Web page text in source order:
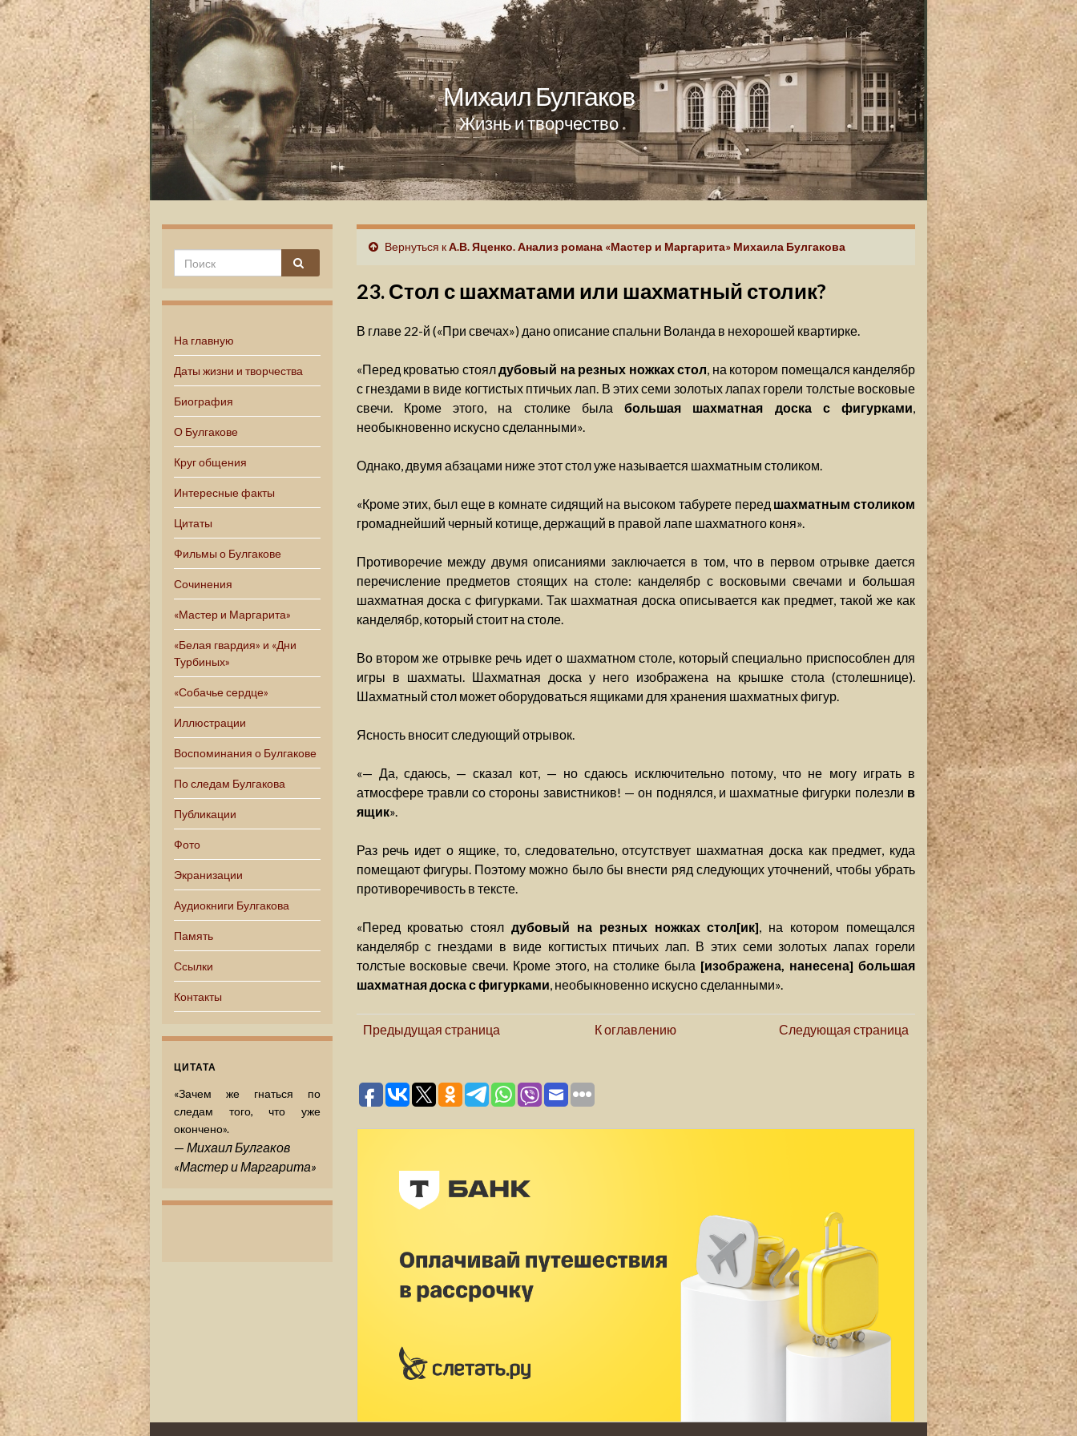
Михаил Булгаков
Жизнь и творчество
На главную
Даты жизни и творчества
Биография
О Булгакове
Круг общения
Интересные факты
Цитаты
Фильмы о Булгакове
Сочинения
«Мастер и Маргарита»
«Белая гвардия» и «Дни
Турбиных»
«Собачье сердце»
Иллюстрации
Воспоминания о Булгакове
По следам Булгакова
Публикации
Фото
Экранизации
Аудиокниги Булгакова
Память
Ссылки
Контакты
ЦИТАТА
«Зачем же гнаться по
следам того, что уже
окончено».
— Михаил Булгаков
«Мастер и Маргарита»
Вернуться кА.В. Яценко. Анализ романа «Мастер и Маргарита» Михаила Булгакова
23. Стол с шахматами или шахматный столик?
В главе 22-й («При свечах») дано описание спальни Воланда в нехорошей квартирке.
«Перед кроватью стоялдубовый на резных ножках стол, на котором помещался канделябр
с гнездами в виде когтистых птичьих лап. В этих семи золотых лапах горели толстые восковые
свечи. Кроме этого, на столике была большая шахматная доска с фигурками,
необыкновенно искусно сделанными».
Однако, двумя абзацами ниже этот стол уже называется шахматным столиком.
«Кроме этих, был еще в комнате сидящий на высоком табурете перед шахматным столиком
громаднейший черный котище, держащий в правой лапе шахматного коня».
Противоречие между двумя описаниями заключается в том, что в первом отрывке дается
перечисление предметов стоящих на столе: канделябр с восковыми свечами и большая
шахматная доска с фигурками. Так шахматная доска описывается как предмет, такой же как
канделябр, который стоит на столе.
Во втором же отрывке речь идет о шахматном столе, который специально приспособлен для
игры в шахматы. Шахматная доска у него изображена на крышке стола (столешнице).
Шахматный стол может оборудоваться ящиками для хранения шахматных фигур.
Ясность вносит следующий отрывок.
«— Да, сдаюсь, — сказал кот, — но сдаюсь исключительно потому, что не могу играть в
атмосфере травли со стороны завистников! — он поднялся, и шахматные фигурки полезли в
ящик».
Раз речь идет о ящике, то, следовательно, отсутствует шахматная доска как предмет, куда
помещают фигуры. Поэтому можно было бы внести ряд следующих уточнений, чтобы убрать
противоречивость в тексте.
«Перед кроватью стоялдубовый на резных ножках стол[ик], на котором помещался
канделябр с гнездами в виде когтистых птичьих лап. В этих семи золотых лапах горели
толстые восковые свечи. Кроме этого, на столике была [изображена, нанесена] большая
шахматная доска с фигурками, необыкновенно искусно сделанными».
Предыдущая страница К оглавлению Следующая страница